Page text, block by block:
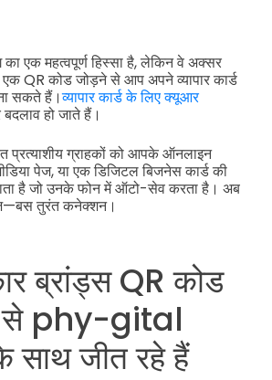
का एक महत्वपूर्ण हिस्सा है, लेकिन वे अक्सर
QR कोड जोड़ने से आप अपने व्यापार कार्ड
सकते हैं।व्यापार कार्ड के लिए क्यूआर
बदलाव हो जाते हैं।
ग्राहकों को आपके ऑनलाइन
पेज, या एक डिजिटल बिजनेस कार्ड की
है जो उनके फोन में ऑटो-सेव करता है। अब
तुरंत कनेक्शन।
ब्रांड्स QR कोड
से phy-gital
साथ जीत रहे हैं